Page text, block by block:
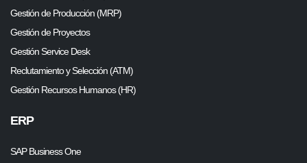
Gestión de Producción (MRP)
Gestión de Proyectos
Gestión Service Desk
Reclutamiento y Selección (ATM)
Gestión Recursos Humanos (HR)
ERP
SAP Business One